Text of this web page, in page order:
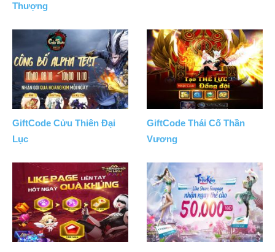
Thượng
GiftCode Cửu Thiên Đại
Lục
GiftCode Thái Cố Thần
Vương